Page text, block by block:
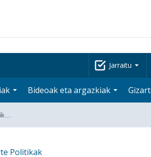
Jarraitu
Bideoak eta argazkiak
Politikak